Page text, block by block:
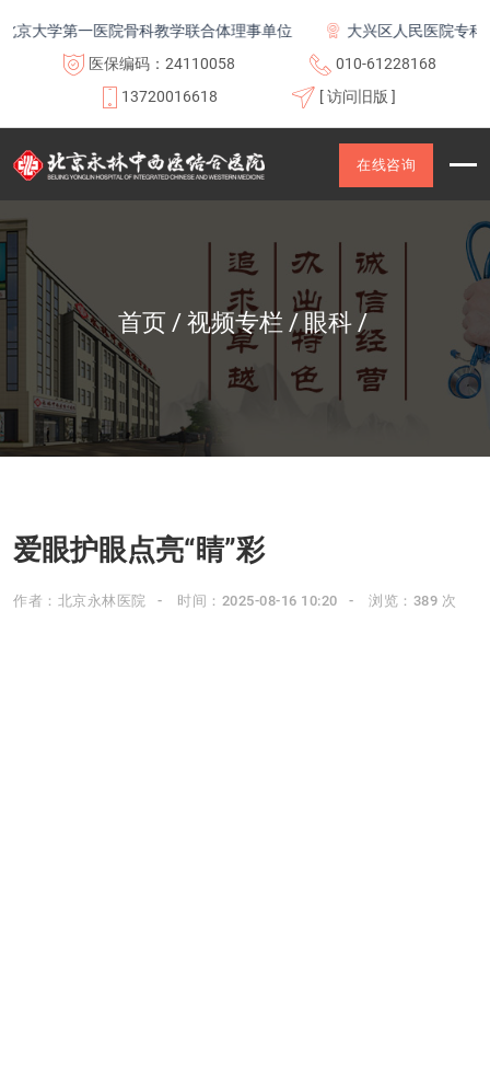
大学第一医院骨科教学联合体理事单位
大兴区人民医院专科联
医保编码：24110058
010-61228168
13720016618
[ 访问旧版 ]
在线咨询
首页 视频专栏 眼科
爱眼护眼点亮“睛”彩
作者：北京永林医院 时间：2025-08-16 10:20 浏览：389 次